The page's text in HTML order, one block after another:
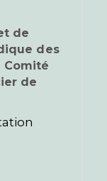
de
des
Comité
de